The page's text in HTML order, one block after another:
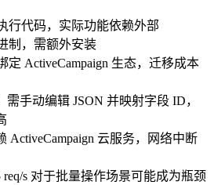
行代码，实际功能依赖外部
制，需额外安装
定 ActiveCampaign 生态，迁移成本
需手动编辑 JSON 并映射字段 ID，
ActiveCampaign 云服务，网络中断
req/s 对于批量操作场景可能成为瓶颈